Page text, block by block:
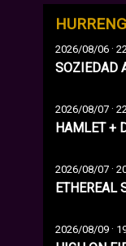
2026/08/06 ·
SOZIEDAD
2026/08/07 ·
HAMLET +
2026/08/07 ·
ETHEREAL
2026/08/09 ·